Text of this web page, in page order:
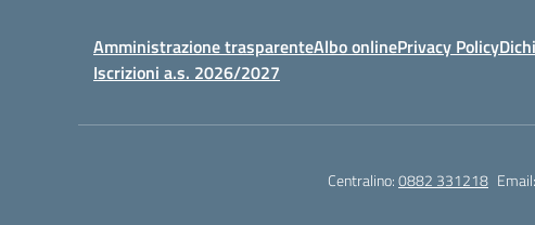
Amministrazione trasparenteAlbo onlinePrivacy Policy
Iscrizioni a.s. 2026/2027
Centralino:0882 331218 Email: